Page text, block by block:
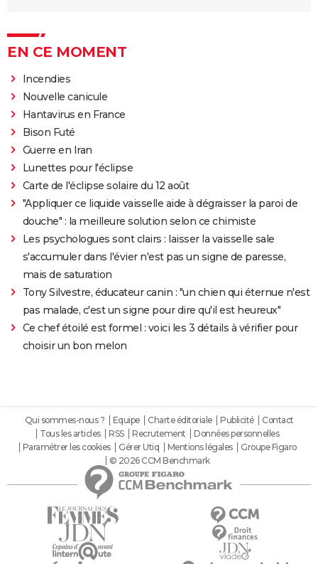
EN CE MOMENT
Incendies
Nouvelle canicule
Hantavirus en France
Bison Futé
Guerre en Iran
Lunettes pour l'éclipse
Carte de l'éclipse solaire du 12 août
"Appliquer ce liquide vaisselle aide à dégraisser la paroi de
douche" : la meilleure solution selon ce chimiste
Les psychologues sont clairs : laisser la vaisselle sale
s'accumuler dans l'évier n'est pas un signe de paresse,
mais de saturation
Tony Silvestre, éducateur canin : "un chien qui éternue n'est
pas malade, c'est un signe pour dire qu'il est heureux"
Ce chef étoilé est formel : voici les 3 détails à vérifier pour
choisir un bon melon
Qui sommes-nous ? Equipe Charte éditoriale Publicité
Contact
Tous les articles
RSS Recrutement
Données personnelles
Paramétrer les cookies
Gérer Utiq Mentions légales
Groupe Figaro
© 2026 CCM Benchmark